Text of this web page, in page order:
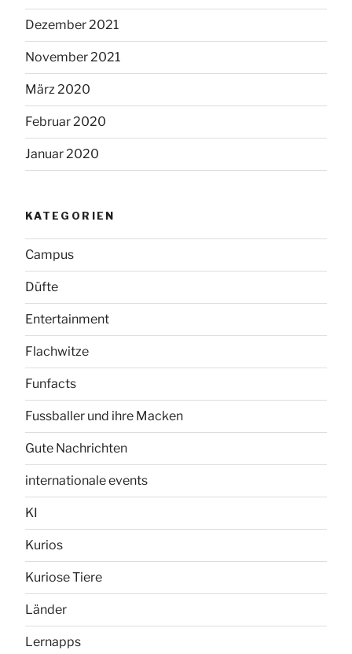
Dezember 2021
November 2021
März 2020
Februar 2020
Januar 2020
KATEGORIEN
Campus
Düfte
Entertainment
Flachwitze
Funfacts
Fussballer und ihre Macken
Gute Nachrichten
internationale events
KI
Kurios
Kuriose Tiere
Länder
Lernapps